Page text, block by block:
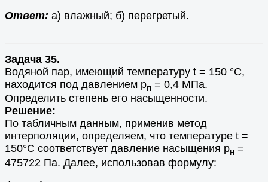
Ответ: а) влажный; б) перегретый.
Задача 35.
Водяной пар, имеющий температуру t = 150 °С,
находится под давлением pп = 0,4 МПа.
Определить степень его насыщенности.
Решение:
По табличным данным, применив метод
интерполяции, определяем, что температуре t =
150°С соответствует давление насыщения pн =
475722 Па. Далее, использовав формулу: